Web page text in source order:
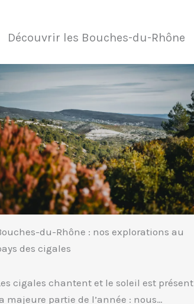
Découvrir les Bouches-du-Rhône
du-Rhône : nos explorations au
des cigales
cigales chantent et le soleil est présent
majeure partie de l’année : nous…